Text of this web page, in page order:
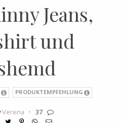
Jeans,
und
PRODUKTEMPFEHLUNG
Verena ·
37